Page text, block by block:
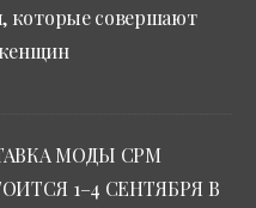
которые совершают
МОДЫ CPM
1–4 СЕНТЯБРЯ В